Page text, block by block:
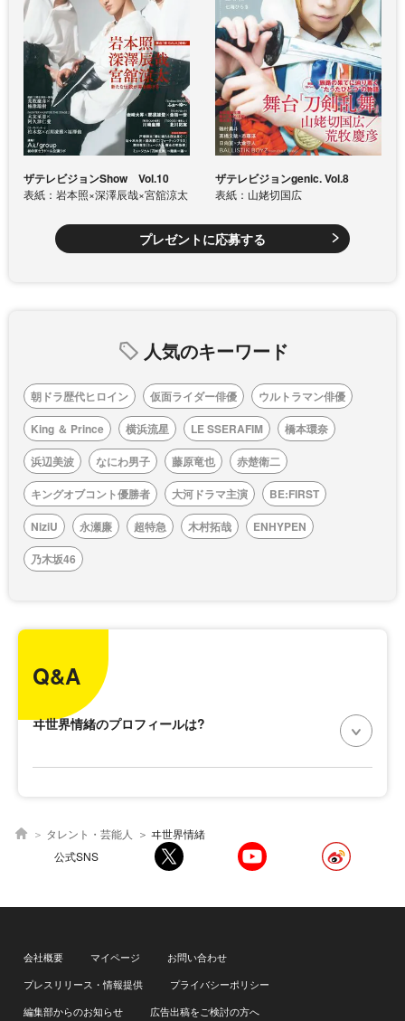
ザテレビジョンShow Vol.10
表紙：岩本照×深澤辰哉×宮舘涼太
ザテレビジョンgenic. Vol.8
表紙：山姥切国広
プレゼントに応募する
人気のキーワード
朝ドラ歴代ヒロイン 仮面ライダー俳優
ウルトラマン俳優
King ＆ Prince
横浜流星 LE SSERAFIM
橋本環奈
浜辺美波
なにわ男子 藤原竜也
赤楚衛二
キングオブコント優勝者
大河ドラマ主演
BE:FIRST
NiziU
永瀬廉 超特急 木村拓哉
ENHYPEN
乃木坂46
Q&A
ヰ世界情緒のプロフィールは?
タレント・芸能人
ヰ世界情緒
公式SNS
会社概要 マイページ
お問い合わせ
プレスリリース・情報提供
プライバシーポリシー
編集部からのお知らせ
広告出稿をご検討の方へ